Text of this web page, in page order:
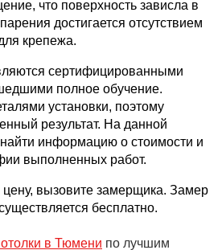
что поверхность зависла в
достигается отсутствием
крепежа.
сертифицированными
полное обучение.
установки, поэтому
результат. На данной
информацию о стоимости и
выполненных работ.
цену, вызовите замерщика. Замер
бесплатно.
в Тюмени по лучшим